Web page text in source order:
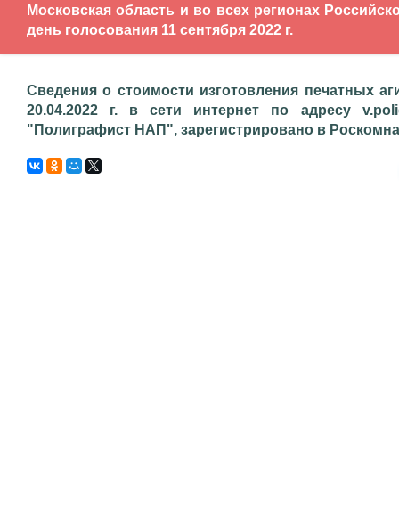
Московская область и во всех регионах
день голосования 11 сентября 2022 г.
Сведения о стоимости изготовления печатных
20.04.2022 г. в сети интернет по адресу
"Полиграфист НАП", зарегистрировано в